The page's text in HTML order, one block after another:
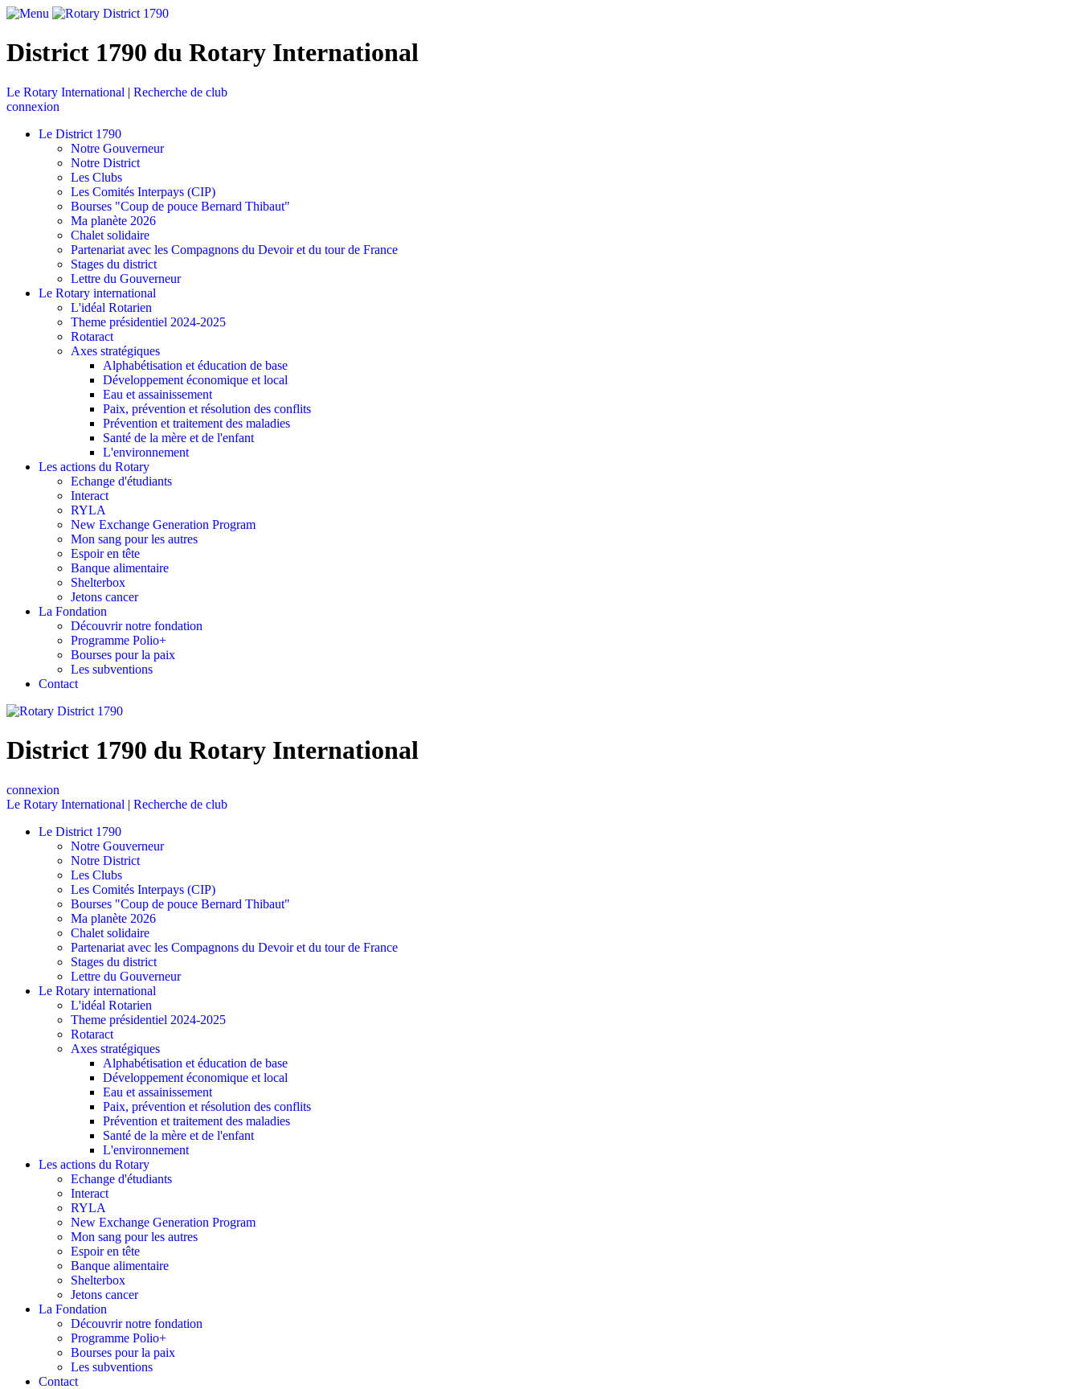
District 1790 du Rotary International
Le Rotary International | Recherche de club
connexion
Le District 1790
Notre Gouverneur
Notre District
Les Clubs
Les Comités Interpays (CIP)
Bourses "Coup de pouce Bernard Thibaut"
Ma planète 2026
Chalet solidaire
Partenariat avec les Compagnons du Devoir et du tour de France
Stages du district
Lettre du Gouverneur
Le Rotary international
L'idéal Rotarien
Theme présidentiel 2024-2025
Rotaract
Axes stratégiques
Alphabétisation et éducation de base
Développement économique et local
Eau et assainissement
Paix, prévention et résolution des conflits
Prévention et traitement des maladies
Santé de la mère et de l'enfant
L'environnement
Les actions du Rotary
Echange d'étudiants
Interact
RYLA
New Exchange Generation Program
Mon sang pour les autres
Espoir en tête
Banque alimentaire
Shelterbox
Jetons cancer
La Fondation
Découvrir notre fondation
Programme Polio+
Bourses pour la paix
Les subventions
Contact
District 1790 du Rotary International
connexion
Le Rotary International | Recherche de club
Le District 1790
Notre Gouverneur
Notre District
Les Clubs
Les Comités Interpays (CIP)
Bourses "Coup de pouce Bernard Thibaut"
Ma planète 2026
Chalet solidaire
Partenariat avec les Compagnons du Devoir et du tour de France
Stages du district
Lettre du Gouverneur
Le Rotary international
L'idéal Rotarien
Theme présidentiel 2024-2025
Rotaract
Axes stratégiques
Alphabétisation et éducation de base
Développement économique et local
Eau et assainissement
Paix, prévention et résolution des conflits
Prévention et traitement des maladies
Santé de la mère et de l'enfant
L'environnement
Les actions du Rotary
Echange d'étudiants
Interact
RYLA
New Exchange Generation Program
Mon sang pour les autres
Espoir en tête
Banque alimentaire
Shelterbox
Jetons cancer
La Fondation
Découvrir notre fondation
Programme Polio+
Bourses pour la paix
Les subventions
Contact